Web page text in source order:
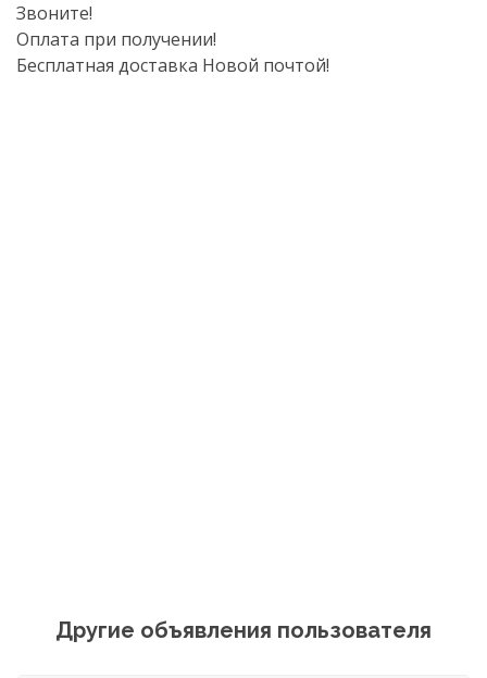
Звоните!
Оплата при получении!
Бесплатная доставка Новой почтой!
Другие объявления пользователя